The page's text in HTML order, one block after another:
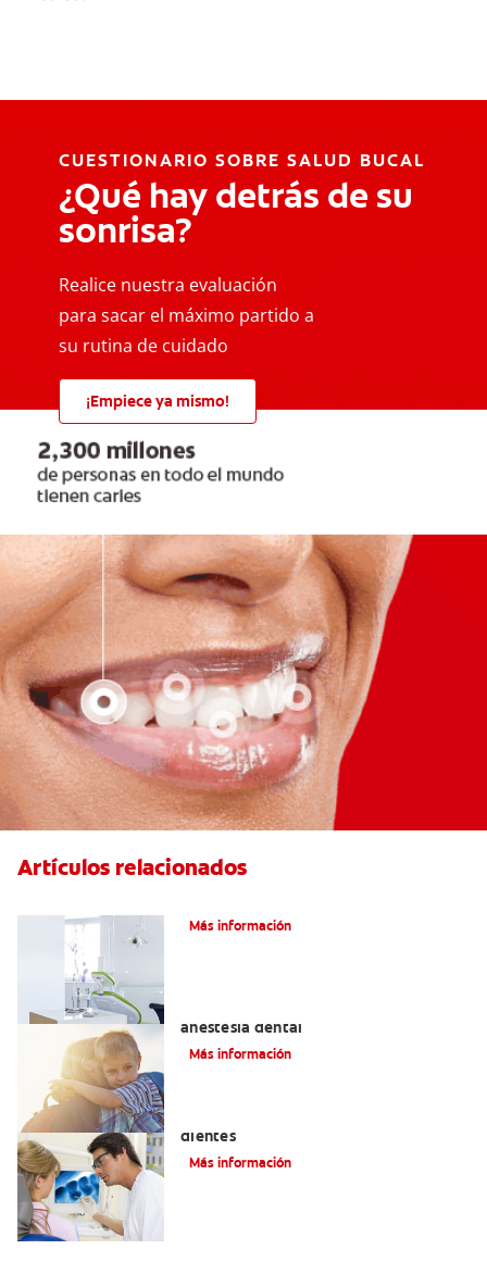
CUESTIONARIO SOBRE SALUD BUCAL
¿Qué hay detrás de su
sonrisa?
Realice nuestra evaluación
para sacar el máximo partido a
su rutina de cuidado
¡Empiece ya mismo!
Artículos relacionados
Más información
anestesia dental
Más información
dientes
Más información